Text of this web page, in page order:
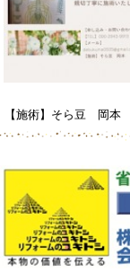
【施術】そら豆 岡本